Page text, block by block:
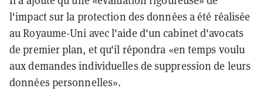
l'impact sur la protection des données a été réalisée
au Royaume-Uni avec l'aide d'un cabinet d'avocats
de premier plan, et qu'il répondra «en temps voulu
aux demandes individuelles de suppression de leurs
données personnelles».